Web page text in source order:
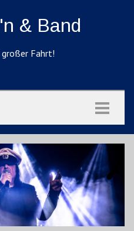
& Band
Fahrt!